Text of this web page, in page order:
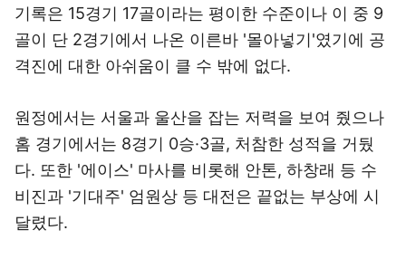
기록은 15경기 17골이라는 평이한 수준이나 이 중 9
골이 단 2경기에서 나온 이른바 '몰아넣기'였기에 공
격진에 대한 아쉬움이 클 수 밖에 없다.
원정에서는 서울과 울산을 잡는 저력을 보여 줬으나
홈 경기에서는 8경기 0승·3골, 처참한 성적을 거뒀
다. 또한 '에이스' 마사를 비롯해 안톤, 하창래 등 수
비진과 '기대주' 엄원상 등 대전은 끝없는 부상에 시
달렸다.